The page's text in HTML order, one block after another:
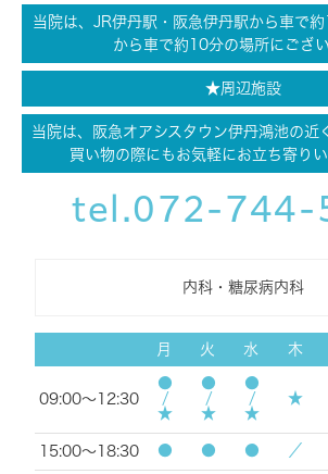
当院は、JR伊丹駅・阪急伊丹駅から車で
から車で約10分の場所にござい
★周辺施設
当院は、阪急オアシスタウン伊丹鴻池の近
買い物の際にもお気軽にお立ち寄りい
tel.072-744-
内科・糖尿病内科
月 火 水 木
09:00～12:30 ●/★ ●/★ ●/★ ★
15:00～18:30 ● ● ● ／